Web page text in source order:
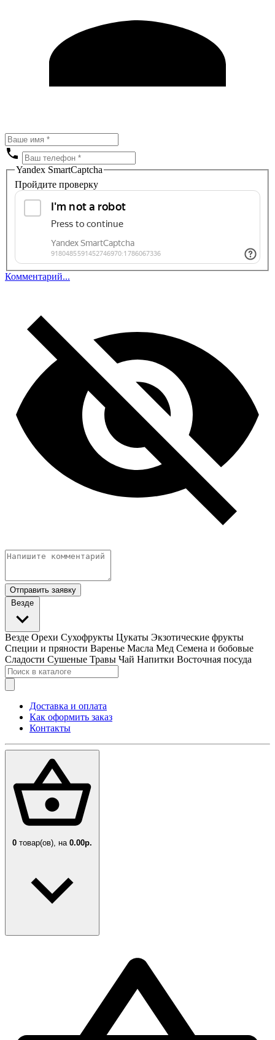
Yandex SmartCaptcha
Пройдите проверку
Комментарий...
Отправить заявку
Везде
Везде Орехи Сухофрукты Цукаты Экзотические фрукты
Специи и пряности Варенье Масла Мед Семена и бобовые
Сладости Сушеные Травы Чай Напитки Восточная посуда
Доставка и оплата
Как оформить заказ
Контакты
0 товар(ов), на 0.00р.